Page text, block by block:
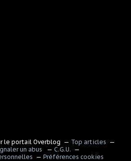
le portail Overblog
Top articles
un abus
C.G.U.
Préférences cookies